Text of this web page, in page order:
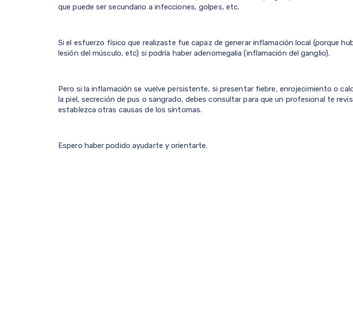
que puede ser secundario a infecciones, golpes, etc.
Si el esfuerzo físico que realizaste fue capaz de generar inflamación local (porque
lesión del músculo, etc) si podría haber adenomegalia (inflamación del ganglio).
Pero si la inflamación se vuelve persistente, si presentar fiebre, enrojecimiento o
la piel, secreción de pus o sangrado, debes consultar para que un profesional te
establezca otras causas de los síntomas.
Espero haber podido ayudarte y orientarte.